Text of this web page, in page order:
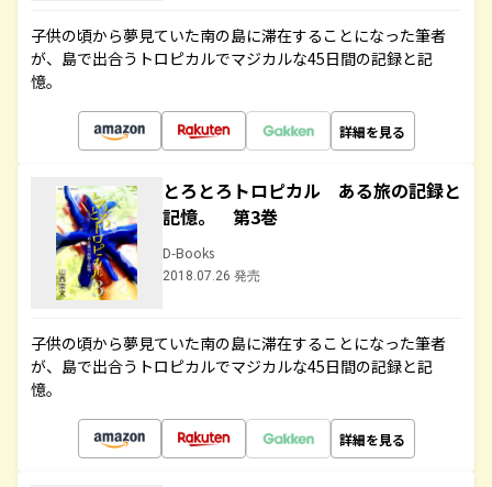
子供の頃から夢見ていた南の島に滞在することになった筆者
が、島で出合うトロピカルでマジカルな45日間の記録と記
憶。
詳細を見る
とろとろトロピカル ある旅の記録と
記憶。 第3巻
D-Books
2018.07.26 発売
子供の頃から夢見ていた南の島に滞在することになった筆者
が、島で出合うトロピカルでマジカルな45日間の記録と記
憶。
詳細を見る